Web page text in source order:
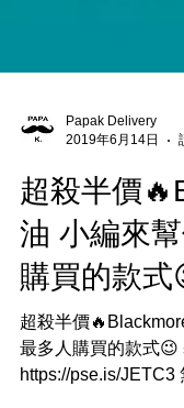
Papak Delivery
2019年6月14日
超殺半價
油 小編來
購買的款式